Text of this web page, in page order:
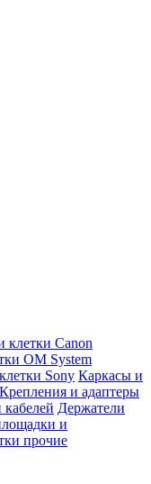
клетки Canon
OM System
Sony Каркасы и
Крепления и адаптеры
Держатели
и
прочие